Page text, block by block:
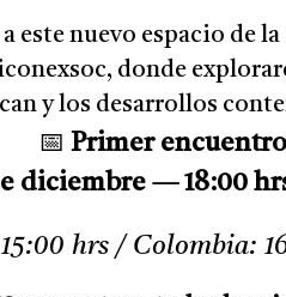
este nuevo espacio de
donde
y los desarrollos
📅 Primer
diciembre — 18:00
hrs / Colombia: